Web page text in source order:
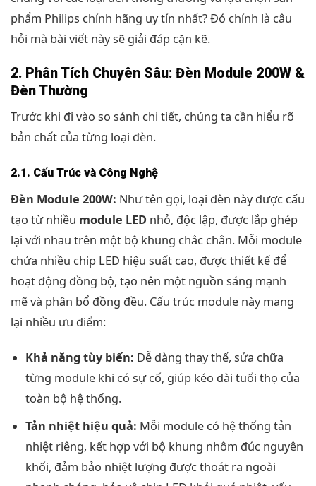
phẩm Philips chính hãng uy tín nhất? Đó chính là câu
hỏi mà bài viết này sẽ giải đáp cặn kẽ.
2. Phân Tích Chuyên Sâu: Đèn Module 200W &
Đèn Thường
Trước khi đi vào so sánh chi tiết, chúng ta cần hiểu rõ
bản chất của từng loại đèn.
2.1. Cấu Trúc và Công Nghệ
Đèn Module 200W: Như tên gọi, loại đèn này được cấu
tạo từ nhiều module LED nhỏ, độc lập, được lắp ghép
lại với nhau trên một bộ khung chắc chắn. Mỗi module
chứa nhiều chip LED hiệu suất cao, được thiết kế để
hoạt động đồng bộ, tạo nên một nguồn sáng mạnh
mẽ và phân bổ đồng đều. Cấu trúc module này mang
lại nhiều ưu điểm:
Khả năng tùy biến: Dễ dàng thay thế, sửa chữa
từng module khi có sự cố, giúp kéo dài tuổi thọ của
toàn bộ hệ thống.
Tản nhiệt hiệu quả: Mỗi module có hệ thống tản
nhiệt riêng, kết hợp với bộ khung nhôm đúc nguyên
khối, đảm bảo nhiệt lượng được thoát ra ngoài